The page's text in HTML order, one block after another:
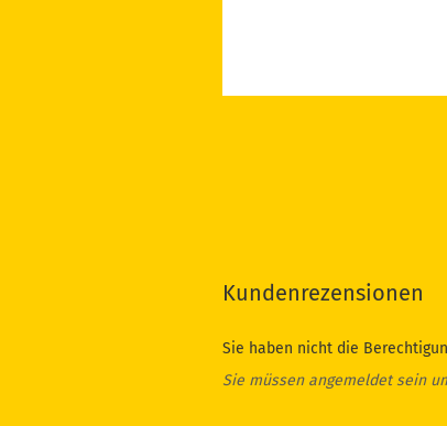
Kundenrezensionen
Sie haben nicht die
Sie müssen angemeldet sein